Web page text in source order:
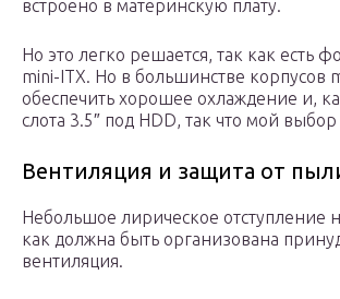
встроено в материнскую плату.
Но это легко решается, так как есть
mini-ITX. Но в большинстве корпусов
обеспечить хорошее охлаждение и,
слота 3.5″ под HDD, так что мой
Вентиляция и защита от
Небольшое лирическое отступление
как должна быть организована
вентиляция.